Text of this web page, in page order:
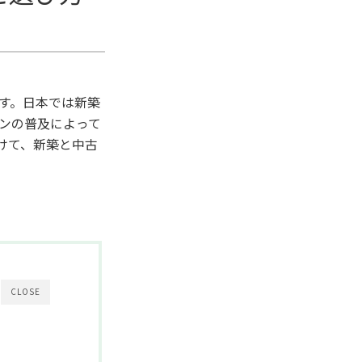
。日本では新築
の普及によって
て、新築と中古
CLOSE